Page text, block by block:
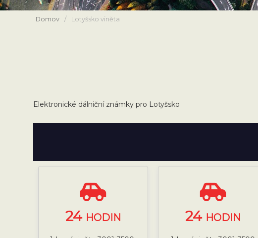
Domov / Lotyšsko viněta
Elektronické dálniční známky pro Lotyšsko
24 HODIN 24 HODIN